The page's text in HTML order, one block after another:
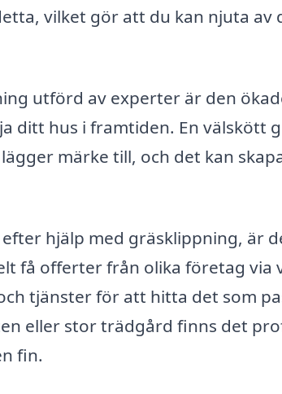
vilket gör att du kan njuta av
utförd av experter är den
ditt hus i framtiden. En välskött
märke till, och det kan
hjälp med gräsklippning, är
få offerter från olika företag via
tjänster för att hitta det som
eller stor trädgård finns det
fin.